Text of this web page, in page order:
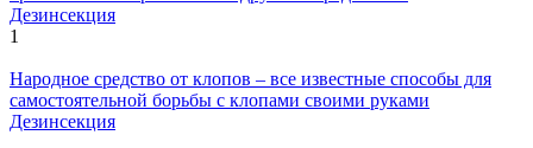
Дезинсекция
1
Народное средство от клопов – все известные способы для
самостоятельной борьбы с клопами своими руками
Дезинсекция